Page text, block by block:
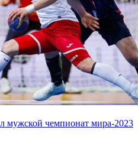
мужской чемпионат мира-2023